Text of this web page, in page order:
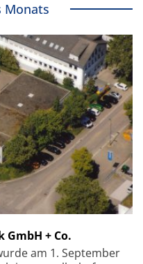
Monats
GmbH + Co.
am 1. September